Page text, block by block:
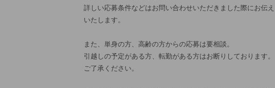
詳しい応募条件などはお問い合わせいただきました際にお伝え
いたします。
また、単身の方、高齢の方からの応募は要相談。
引越しの予定がある方、転勤がある方はお断りしております。
ご了承ください。